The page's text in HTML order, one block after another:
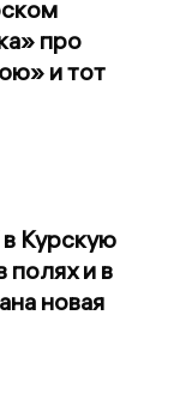
про
и тот
Курскую
полях и в
новая